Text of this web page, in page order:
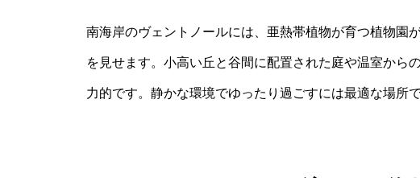
南海岸のヴェントノールには、亜熱帯植物が育つ植物園
を見せます。小高い丘と谷間に配置された庭や温室から
力的です。静かな環境でゆったり過ごすには最適な場所で